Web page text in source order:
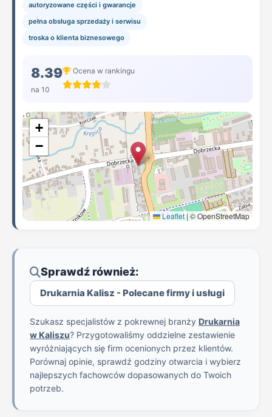
autoryzowane części i gwarancje
pełna obsługa sprzedaży i serwisu
troska o klienta biznesowego
8.39
na 10
Ocena w rankingu
+
−
Leaflet|© OpenStreetMap
Sprawdź również:
Drukarnia Kalisz - Polecane firmy i usługi
Szukasz specjalistów z pokrewnej branży Drukarnia
w Kaliszu? Przygotowaliśmy oddzielne zestawienie
wyróżniających się firm ocenionych przez klientów.
Porównaj opinie, sprawdź godziny otwarcia i wybierz
najlepszych fachowców dopasowanych do Twoich
potrzeb.